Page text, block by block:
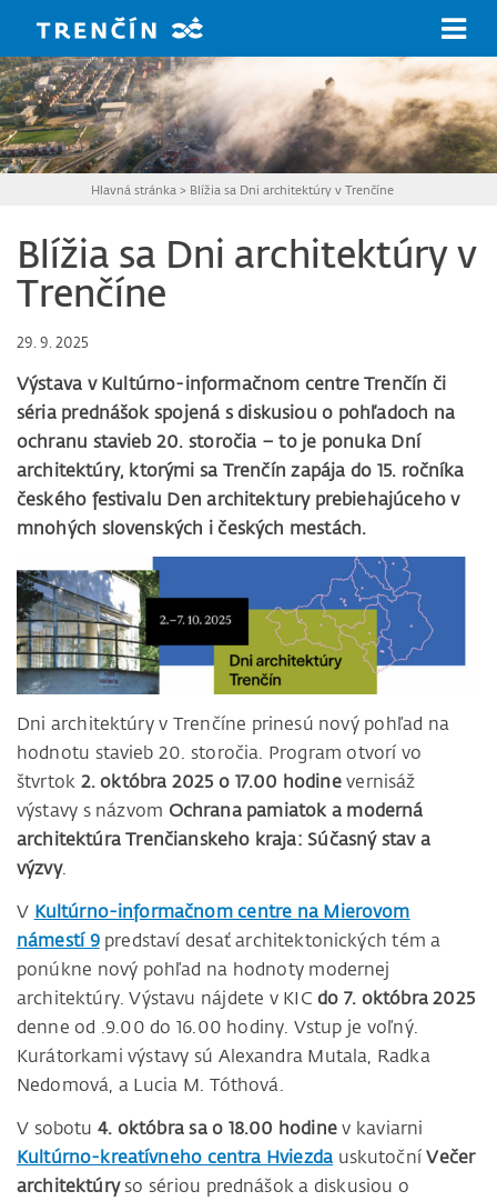
Hlavná stránka > Blížia sa Dni architektúry v Trenčíne
Blížia sa Dni architektúry v
Trenčíne
29. 9. 2025
Výstava v Kultúrno-informačnom centre Trenčín či
séria prednášok spojená s diskusiou o pohľadoch na
ochranu stavieb 20. storočia – to je ponuka Dní
architektúry, ktorými sa Trenčín zapája do 15. ročníka
českého festivalu Den architektury prebiehajúceho v
mnohých slovenských i českých mestách.
Dni architektúry v Trenčíne prinesú nový pohľad na
hodnotu stavieb 20. storočia. Program otvorí vo
štvrtok 2. októbra 2025 o 17.00 hodinevernisáž
výstavy s názvom Ochrana pamiatok a moderná
architektúra Trenčianskeho kraja: Súčasný stav a
výzvy.
V Kultúrno-informačnom centre na Mierovom
námestí 9predstaví desať architektonických tém a
ponúkne nový pohľad na hodnoty modernej
architektúry. Výstavu nájdete v KICdo 7. októbra 2025
denne od .9.00 do 16.00 hodiny. Vstup je voľný.
Kurátorkami výstavy sú Alexandra Mutala, Radka
Nedomová, a Lucia M. Tóthová.
V sobotu4. októbra sa o 18.00 hodinev kaviarni
Kultúrno-kreatívneho centra Hviezda uskutočníVečer
architektúryso sériou prednášok a diskusiou o